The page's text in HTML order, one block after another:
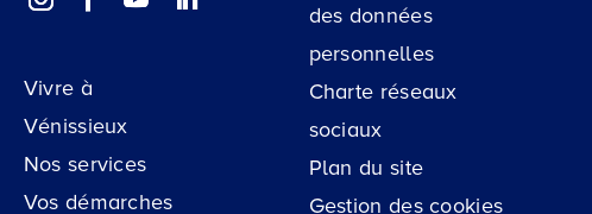
Vivre à
Vénissieux
Nos services
Vos démarches
des données
personnelles
Charte réseaux
sociaux
Plan du site
Gestion des cookies